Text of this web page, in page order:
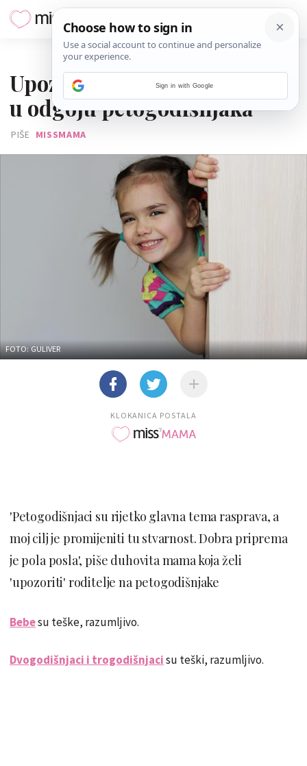
Upozorenje: 5 tajnih izazova
u odgoju petogodišnjaka
PIŠE MISSMAMA
FOTO: GULIVER
KLOKANICA POSTALA
'Petogodišnjaci su rijetko glavna tema rasprava, a
moj cilj je promijeniti tu stvarnost. Dobra priprema
je pola posla', piše duhovita mama koja želi
'upozoriti' roditelje na petogodišnjake
Bebesu teške, razumljivo.
Dvogodišnjaci i trogodišnjacisu teški, razumljivo.
Sign in with Google